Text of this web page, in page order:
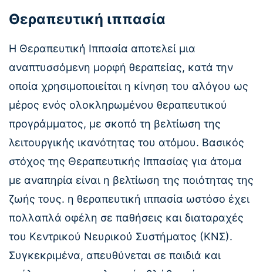
Θεραπευτική ιππασία
Η Θεραπευτική Ιππασία αποτελεί μια
αναπτυσσόμενη μορφή θεραπείας, κατά την
οποία χρησιμοποιείται η κίνηση του αλόγου ως
μέρος ενός ολοκληρωμένου θεραπευτικού
προγράμματος, με σκοπό τη βελτίωση της
λειτουργικής ικανότητας του ατόμου. Βασικός
στόχος της Θεραπευτικής Ιππασίας για άτομα
με αναπηρία είναι η βελτίωση της ποιότητας της
ζωής τους. η θεραπευτική ιππασία ωστόσο έχει
πολλαπλά οφέλη σε παθήσεις και διαταραχές
του Κεντρικού Νευρικού Συστήματος (ΚΝΣ).
Συγκεκριμένα, απευθύνεται σε παιδιά και